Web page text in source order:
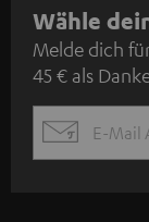
N
e
w
s
l
Wähle
Melde dich
45 € als
EMAIL